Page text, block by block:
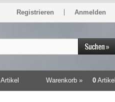
Registrieren Anmelden
Warenkorb » 0 Artikel
Artikel